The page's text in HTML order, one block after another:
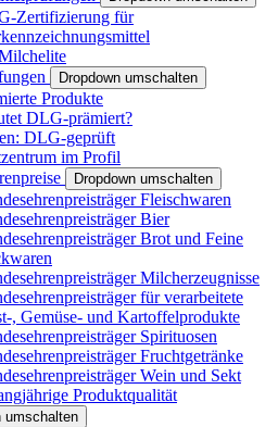
Zertifizierung für
Dropdown umschalten
Produkte
DLG-prämiert?
DLG-geprüft
im Profil
Dropdown umschalten
Fleischwaren
Bier
Brot und Feine
Milcherzeugnisse
für verarbeitete
, Gemüse- und Kartoffelprodukte
Spirituosen
Fruchtgetränke
Wein und Sekt
Produktqualität
umschalten